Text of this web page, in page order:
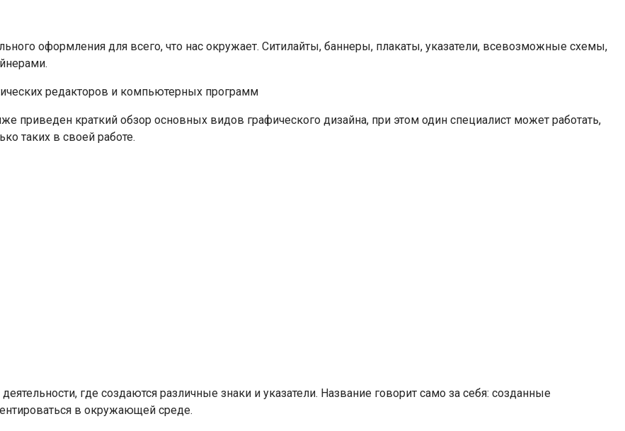
оформления для всего, что нас окружает. Ситилайты, баннеры, плакаты, указатели, всевозможные схемы,
приведен краткий обзор основных видов графического дизайна, при этом один специалист может работать,
таких в своей работе.
где создаются различные знаки и указатели. Название говорит само за себя: созданные
в окружающей среде.